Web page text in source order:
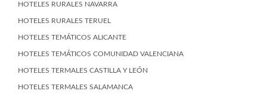
HOTELES RURALES NAVARRA
HOTELES RURALES TERUEL
HOTELES TEMÁTICOS ALICANTE
HOTELES TEMÁTICOS COMUNIDAD VALENCIANA
HOTELES TERMALES CASTILLA Y LEÓN
HOTELES TERMALES SALAMANCA